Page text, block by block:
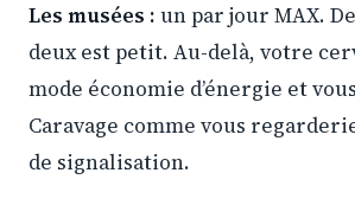
Les musées : un par jour MAX.
deux est petit. Au-delà, votre
mode économie d’énergie et
Caravage comme vous
de signalisation.